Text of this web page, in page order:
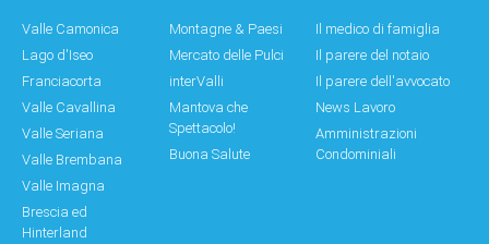
Valle Camonica
Lago d'Iseo
Franciacorta
Valle Cavallina
Valle Seriana
Valle Brembana
Valle Imagna
Brescia ed
Hinterland
Montagne & Paesi
Mercato delle Pulci
interValli
Mantova che
Spettacolo!
Buona Salute
Il medico di famiglia
Il parere del notaio
Il parere dell'avvocato
News Lavoro
Amministrazioni
Condominiali